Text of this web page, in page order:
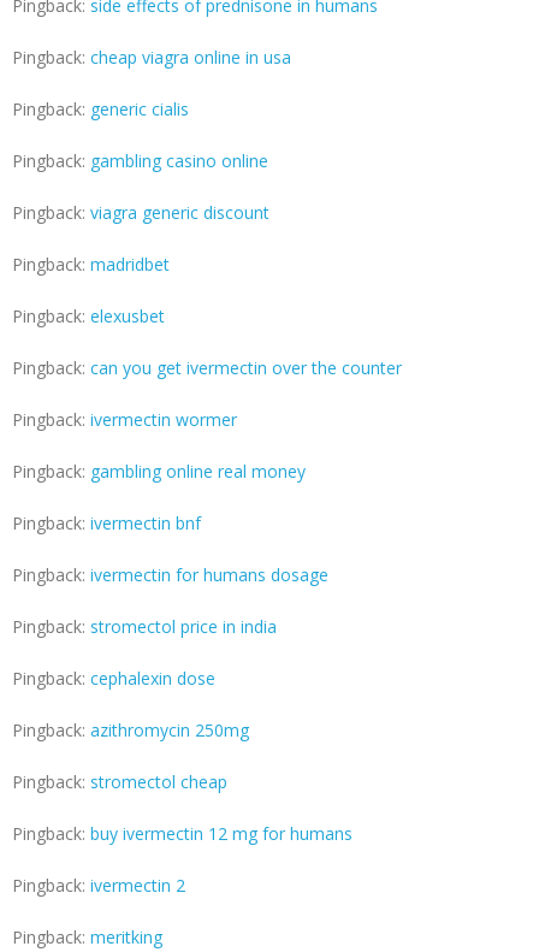
Pingback: side effects of prednisone in humans
Pingback: cheap viagra online in usa
Pingback: generic cialis
Pingback: gambling casino online
Pingback: viagra generic discount
Pingback: madridbet
Pingback: elexusbet
Pingback: can you get ivermectin over the counter
Pingback: ivermectin wormer
Pingback: gambling online real money
Pingback: ivermectin bnf
Pingback: ivermectin for humans dosage
Pingback: stromectol price in india
Pingback: cephalexin dose
Pingback: azithromycin 250mg
Pingback: stromectol cheap
Pingback: buy ivermectin 12 mg for humans
Pingback: ivermectin 2
Pingback: meritking